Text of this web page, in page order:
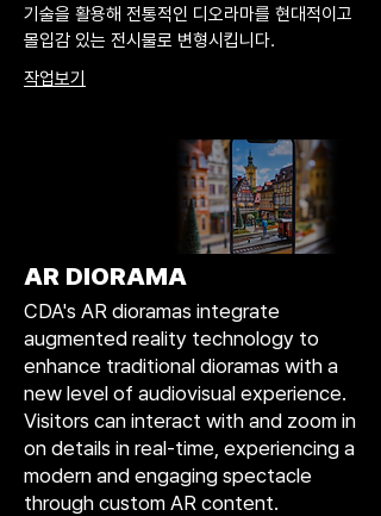
기술을 활용해 전통적인 디오라마를 현대적이고
몰입감 있는 전시물로 변형시킵니다.
작업보기
AR DIORAMA
CDA's AR dioramas integrate
augmented reality technology to
enhance traditional dioramas with a
new level of audiovisual experience.
Visitors can interact with and zoom in
on details in real-time, experiencing a
modern and engaging spectacle
through custom AR content.